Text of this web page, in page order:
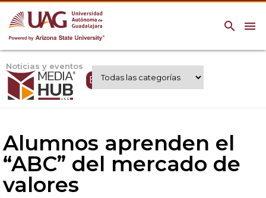
menu
search
Noticias y eventos
Expertos UAG
Alumnos aprenden el
“ABC” del mercado de
valores